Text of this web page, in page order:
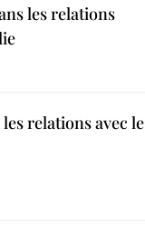
les relations
relations avec le